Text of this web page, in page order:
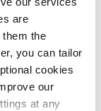
are
them the
you can tailor
cookies
our
at any